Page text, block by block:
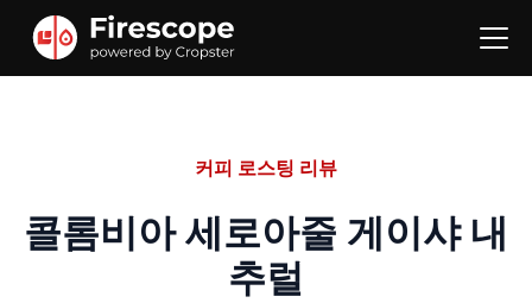
커피 로스팅 리뷰
콜롬비아 세로아줄 게이샤 내
추럴